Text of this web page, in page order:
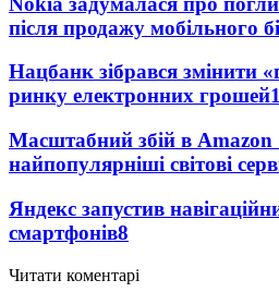
після продажу мобільного
Нацбанк зібрався змінити
ринку електронних грошей
Масштабний збій в
найпопулярніші світові
Яндекс запустив
смартфонів8
Читати коментарі